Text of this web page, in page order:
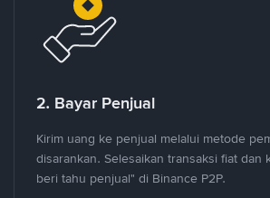
2. Bayar Penjual
Kirim uang ke penjual melalui metode
disarankan. Selesaikan transaksi fiat dan
beri tahu penjual" di Binance P2P.